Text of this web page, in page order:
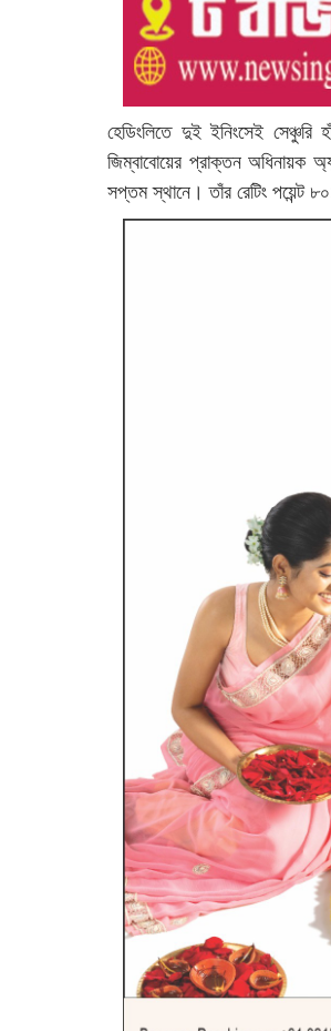
হেডিংলিতে দুই ইনিংসেই
জিম্বাবোয়ের প্রাক্তন অধিনায়ক
সপ্তম স্থানে। তাঁর রেটিং পয়েন্ট